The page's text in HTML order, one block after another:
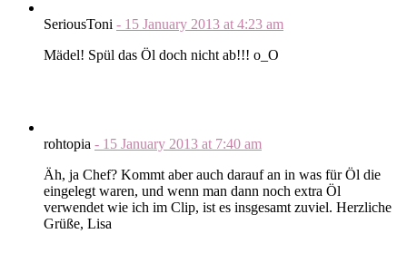
SeriousToni - 15 January 2013 at 4:23 am
Mädel! Spül das Öl doch nicht ab!!! o_O
rohtopia - 15 January 2013 at 7:40 am
Äh, ja Chef? Kommt aber auch darauf an in was für Öl die
eingelegt waren, und wenn man dann noch extra Öl
verwendet wie ich im Clip, ist es insgesamt zuviel. Herzliche
Grüße, Lisa